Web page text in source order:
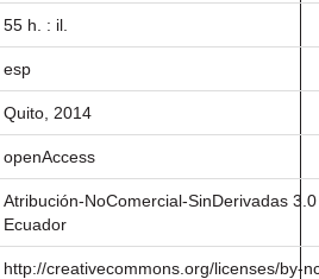
55 h. : il.
esp
Quito, 2014
openAccess
Atribución-NoComercial-SinDerivadas 3.0
Ecuador
http://creativecommons.org/licenses/by-